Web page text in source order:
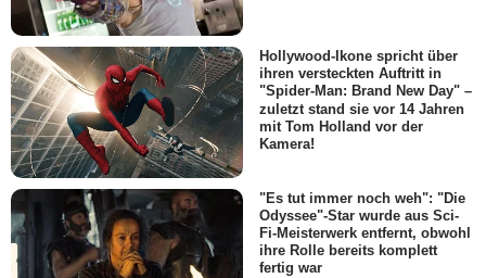
Hollywood-Ikone spricht über
ihren versteckten Auftritt in
"Spider-Man: Brand New Day" –
zuletzt stand sie vor 14 Jahren
mit Tom Holland vor der
Kamera!
"Es tut immer noch weh": "Die
Odyssee"-Star wurde aus Sci-
Fi-Meisterwerk entfernt, obwohl
ihre Rolle bereits komplett
fertig war